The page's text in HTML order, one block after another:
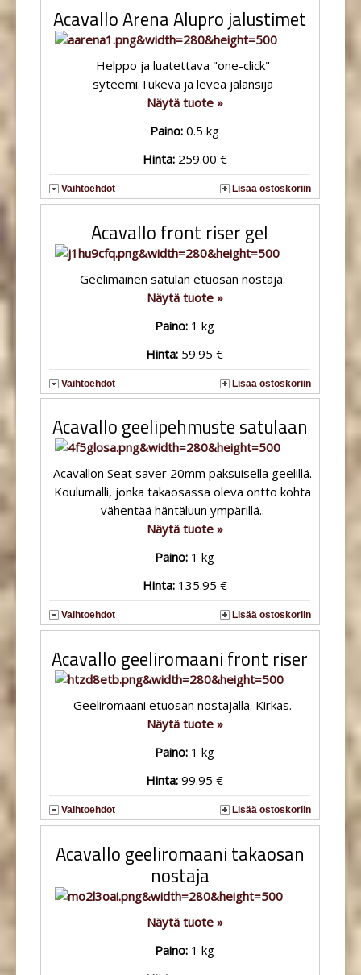
Acavallo Arena Alupro jalustimet
Helppo ja luatettava "one-click"
syteemi.Tukeva ja leveä jalansija
Näytä tuote »
Paino:0.5 kg
Hinta: 259.00 €
Vaihtoehdot Lisää ostoskoriin
Acavallo front riser gel
Geelimäinen satulan etuosan nostaja.
Näytä tuote »
Paino: 1 kg
Hinta: 59.95 €
Vaihtoehdot Lisää ostoskoriin
Acavallo geelipehmuste satulaan
Acavallon Seat saver 20mm paksuisella geelillä.
Koulumalli, jonka takaosassa oleva ontto kohta
vähentää häntäluun ympärillä..
Näytä tuote »
Paino: 1 kg
Hinta: 135.95 €
Vaihtoehdot Lisää ostoskoriin
Acavallo geeliromaani front riser
Geeliromaani etuosan nostajalla. Kirkas.
Näytä tuote »
Paino: 1 kg
Hinta:99.95 €
Vaihtoehdot Lisää ostoskoriin
Acavallo geeliromaani takaosan
nostaja
Näytä tuote »
Paino: 1 kg